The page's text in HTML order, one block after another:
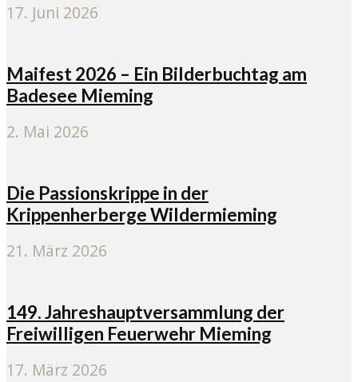
17. Juni 2026
Maifest 2026 – Ein Bilderbuchtag am
Badesee Mieming
2. Mai 2026
Die Passionskrippe in der
Krippenherberge Wildermieming
21. März 2026
149. Jahreshauptversammlung der
Freiwilligen Feuerwehr Mieming
17. März 2026